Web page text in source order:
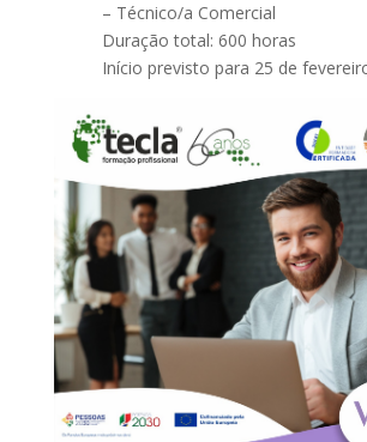
– Técnico/a Comercial
Duração total: 600 horas
Início previsto para 25 de